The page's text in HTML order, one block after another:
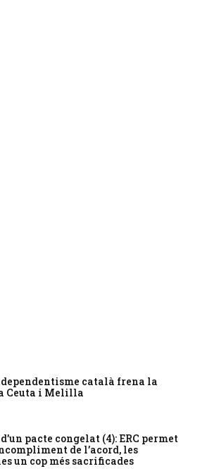
català frena la
Ceuta i Melilla
pacte congelat (4): ERC permet
de l’acord, les
un cop més sacrificades